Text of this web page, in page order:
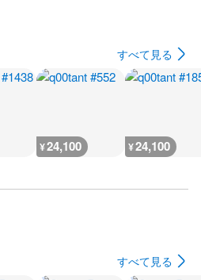
すべて見る
¥24,100 ¥24,100
すべて見る